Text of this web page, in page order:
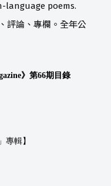
language poems.
評論、專欄。全年公
》第66期目錄
輯】